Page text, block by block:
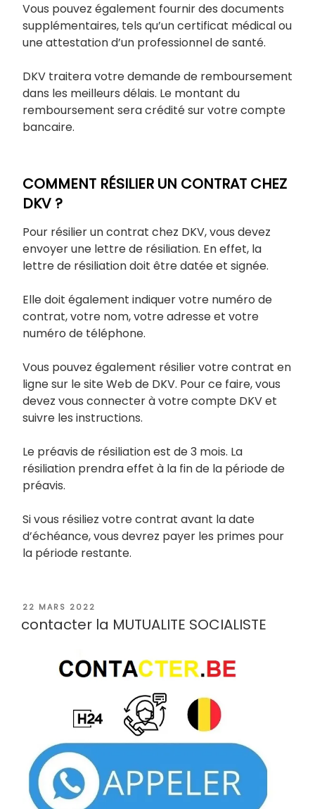
Vous pouvez également fournir des documents
supplémentaires, tels qu’un certificat médical ou
une attestation d’un professionnel de santé.
DKV traitera votre demande de remboursement
dans les meilleurs délais. Le montant du
remboursement sera crédité sur votre compte
bancaire.
COMMENT RÉSILIER UN CONTRAT CHEZ
DKV ?
Pour résilier un contrat chez DKV, vous devez
envoyer une lettre de résiliation. En effet, la
lettre de résiliation doit être datée et signée.
Elle doit également indiquer votre numéro de
contrat, votre nom, votre adresse et votre
numéro de téléphone.
Vous pouvez également résilier votre contrat en
ligne sur le site Web de DKV. Pour ce faire, vous
devez vous connecter à votre compte DKV et
suivre les instructions.
Le préavis de résiliation est de 3 mois. La
résiliation prendra effet à la fin de la période de
préavis.
Si vous résiliez votre contrat avant la date
d’échéance, vous devrez payer les primes pour
la période restante.
PUBLIÉ
22 MARS 2022
contacter la MUTUALITE SOCIALISTE